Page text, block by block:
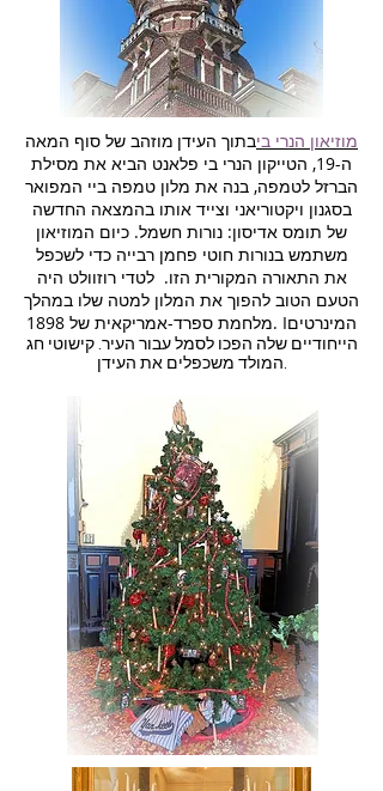
מוזיאון הנרי ביבתוך העידן מוזהב של סוף המאה
ה-19, הטייקון הנרי בי פלאנט הביא את מסילת
הברזל לטמפה, בנה את מלון טמפה ביי המפואר
בסגנון ויקטוריאני וצייד אותו בהמצאה החדשה
של תומס אדיסון: נורות חשמל. כיום המוזיאון
משתמש בנורות חוטי פחמן רבייה כדי לשכפל
את התאורה המקורית הזו. לטדי רוזוולט היה
הטעם הטוב להפוך את המלון למטה שלו במהלך
מלחמת ספרד-אמריקאית של 1898. Iהמינרטים
הייחודיים שלה הפכו לסמל עבור העיר. קישוטי חג
המולד משכפלים את העידן.